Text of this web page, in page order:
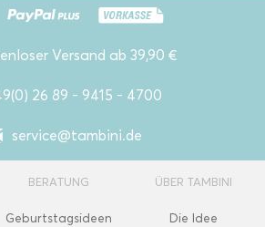
Versand ab 39,90 €
26 89 - 9415 - 4700
service@tambini.de
BERATUNG
Geburtstagsideen
ÜBER TAMBINI
Die Idee